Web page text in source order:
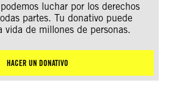
luchar por los derechos
partes. Tu donativo puede
vida de millones de personas.
HACER UN DONATIVO